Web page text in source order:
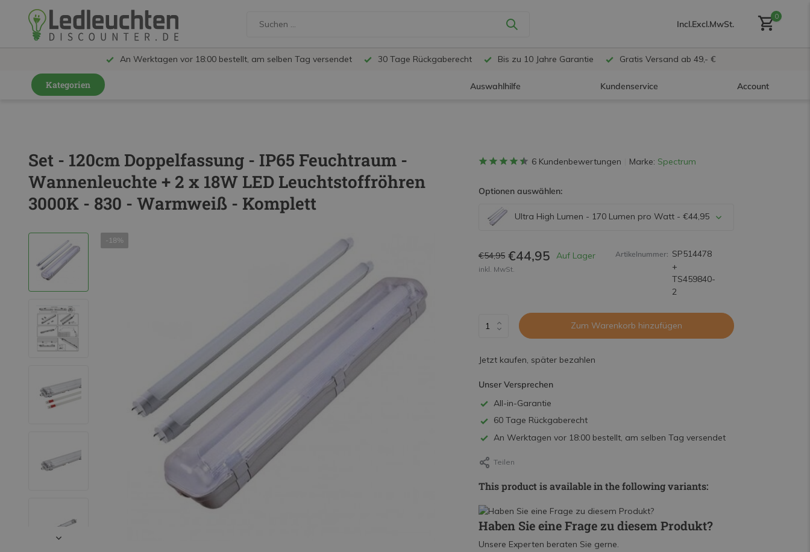
Incl.Excl.MwSt.
0
An Werktagen vor 18:00 bestellt, am selben Tag versendet 30 Tage Rückgaberecht Bis zu 10 Jahre Garantie Gratis Versand ab 49,- €
Kategorien Auswahlhilfe Kundenservice Account
LED Schienensystem Lampen
Innenleuchten
Feuchtraumleuchten IP65
Außenleuchten
LED Panels
LED Leuchtbänder
Dekorative Beleuchtung
Installationsmaterialien
Set - 120cm Doppelfassung - IP65 Feuchtraum -
Wannenleuchte + 2 x 18W LED Leuchtstoffröhren
3000K - 830 - Warmweiß - Komplett
-18%
6 Kundenbewertungen Marke: Spectrum
Optionen auswählen:
Ultra High Lumen - 170 Lumen pro Watt - €44,95
€54,95 €44,95 Auf Lager
inkl. MwSt.
Artikelnummer: SP514478
+
TS459840-
2
Zum Warenkorb hinzufügen
Jetzt kaufen, später bezahlen
Unser Versprechen
All-in-Garantie
60 Tage Rückgaberecht
An Werktagen vor 18:00 bestellt, am selben Tag versendet
Teilen
This product is available in the following variants:
Haben Sie eine Frage zu diesem Produkt?
Unsere Experten beraten Sie gerne.